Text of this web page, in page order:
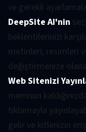
ve gerekli
DeepSite AI'nin
beklentilerinizi
metinleri, resimleri
değiştirmenize
Web Sitenizi
memnun
tıklamayla
gelir ve kitlenizin